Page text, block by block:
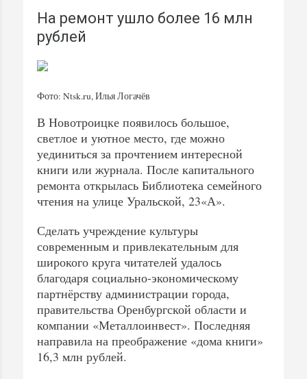
На ремонт ушло более 16 млн
рублей
Фото: Ntsk.ru, Илья Логачёв
В Новотроицке появилось большое,
светлое и уютное место, где можно
уединиться за прочтением интересной
книги или журнала. После капитального
ремонта открылась Библиотека семейного
чтения на улице Уральской, 23«А».
Сделать учреждение культуры
современным и привлекательным для
широкого круга читателей удалось
благодаря социально-экономическому
партнёрству администрации города,
правительства Оренбургской области и
компании «Металлоинвест». Последняя
направила на преображение «дома книги»
16,3 млн рублей.